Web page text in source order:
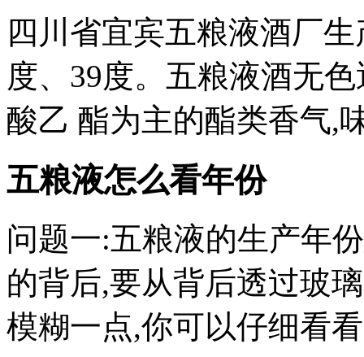
四川省宜宾五粮液酒厂
度、39度。五粮液酒无
酸乙 酯为主的酯类香气,
五粮液怎么看年份
问题一:五粮液的生产年
的背后,要从背后透过玻
模糊一点,你可以仔细看